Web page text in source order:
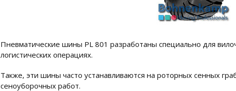
Пневматические шины PL 801 разработаны специально для
логистических операциях.
Также, эти шины часто устанавливаются на роторных сенных
сеноуборочных работ.